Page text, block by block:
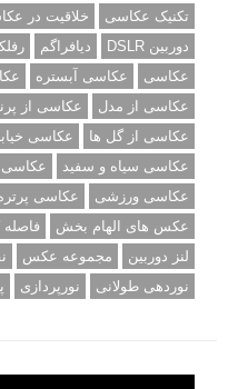
تکنیک عکاسی
خلاقیت در
دوربین DSLR
دیافراگم
عکاسی
عکاسی آبستره
عکاسی از مدل
عکاسی از
عکاسی از گل ها
عکاسی
عکاسی سیاه و سفید
عکاسی
عکاسی ورزشی
عکاسی
عکس های الهام بخش
فاصله
لنز دوربین
مجموعه عکس
نوردهی طولانی
نورپردازی